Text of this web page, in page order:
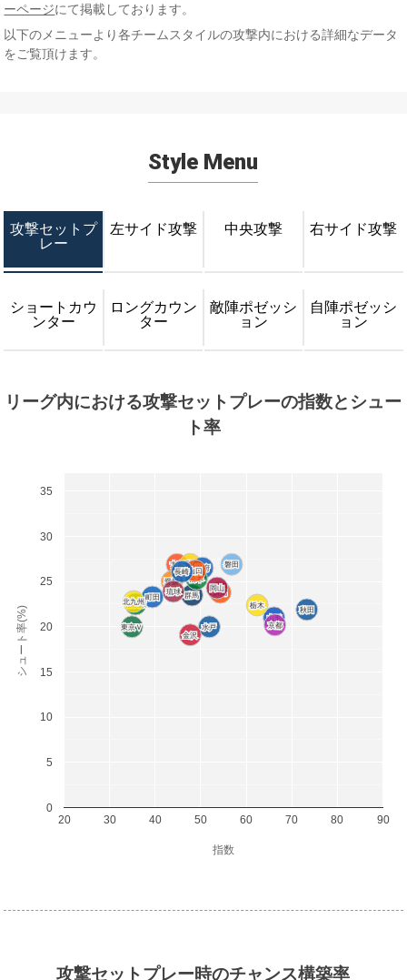
ーページにて掲載しております。
以下のメニューより各チームスタイルの攻撃内における詳細なデータ
をご覧頂けます。
Style Menu
攻撃セットプ
レー
左サイド攻撃 中央攻撃 右サイド攻撃
ショートカウ
ンター
ロングカウン
ター
敵陣ポゼッシ
ョン
自陣ポゼッシ
ョン
リーグ内における攻撃セットプレーの指数とシュー
ト率
秋田
秋田
山形
山形
水戸
水戸
栃木
栃木
群馬
群馬
大宮
大宮千葉
千葉
東京Ｖ
東京Ｖ
町田
町田
相模原
相模原
甲府
甲府
松本
松本
新潟
新潟
金沢
金沢
磐田
磐田
京都
京都
岡山
岡山
山口
山口
愛媛
愛媛
北九州
北九州
長崎
長崎
琉球
琉球
20 30 40 50 60 70 80 90
0
5
10
15
20
25
30
35
指数
シュート率(%)
攻撃セットプレー時のチャンス構築率